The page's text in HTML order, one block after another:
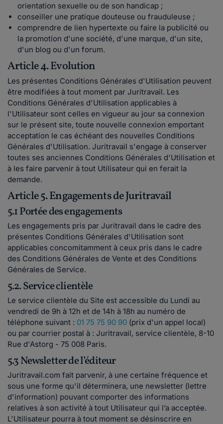
orientation sexuelle ou de son handicap ;
conseiller une pratique douteuse ou frauduleuse ;
comprendre de lien hypertexte ou faire la publicité ou
la promotion d'une société, d'une marque, d'un site,
d'un blog ou d'un forum.
Article 4. Evolution
Les présentes Conditions Générales d'Utilisation peuvent
être modifiées à tout moment par Juritravail. Les
Conditions Générales d'Utilisation applicables à
l'Utilisateur sont celles en vigueur au jour sa connexion
sur le présent site, toute nouvelle connexion emportant
acceptation le cas échéant des nouvelles Conditions
Générales d'Utilisation. Juritravail s'engage à conserver
toutes ses anciennes Conditions Générales d'Utilisation et
à les faire parvenir à tout Utilisateur qui en ferait la
demande.
Article 5. Engagements de Juritravail
5.1 Portée des engagements
Les engagements pris par Juritravail dans le cadre des
présentes Conditions Générales d'Utilisation sont
applicables concomitamment à ceux pris dans le cadre
des Conditions Générales de Vente et des Conditions
Générales de Service.
5.2. Service clientèle
Le service clientèle du Site est accessible du Lundi au
vendredi de 9h à 12h et de 14h à 18h au numéro de
téléphone suivant : 01 75 75 90 90 (prix d'un appel local)
ou par courrier postal à : Juritravail, service clientèle, 8-10
Rue d'Astorg - 75 008 Paris.
5.3 Newsletter de l’éditeur
Juritravail.com fait parvenir, à une certaine fréquence et
sous une forme qu'il déterminera, une newsletter (lettre
d'information) pouvant comporter des informations
relatives à son activité à tout Utilisateur qui l’a acceptée.
L'Utilisateur pourra à tout moment se désinscrire en